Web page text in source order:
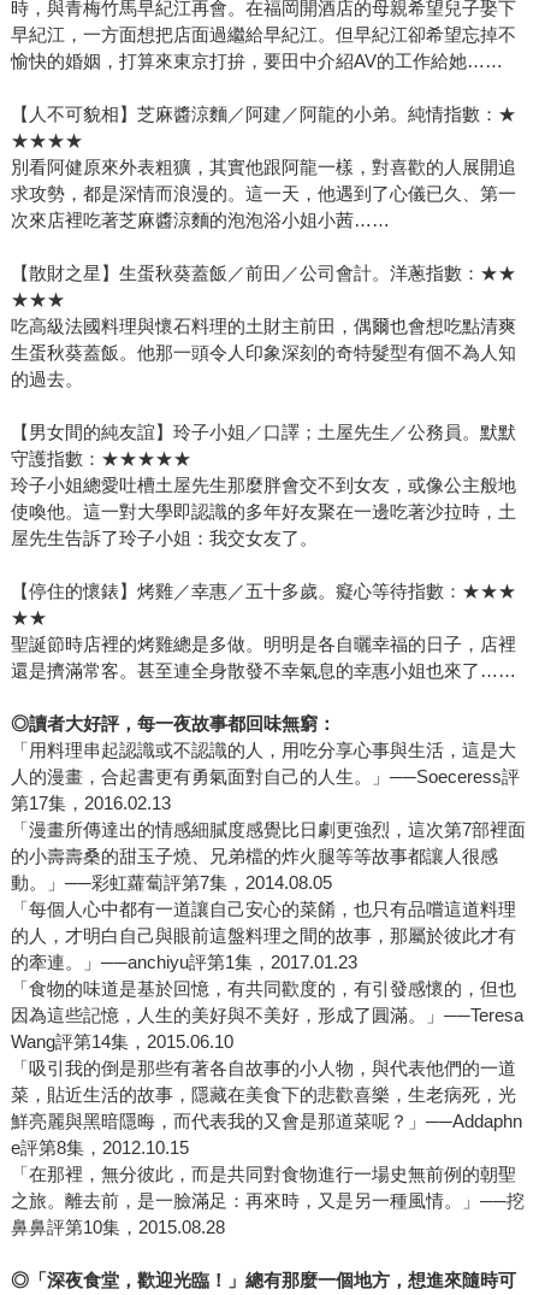
時，與青梅竹馬早紀江再會。在福岡開酒店的母親希望兒子娶下
早紀江，一方面想把店面過繼給早紀江。但早紀江卻希望忘掉不
愉快的婚姻，打算來東京打拚，要田中介紹AV的工作給她……
【人不可貌相】芝麻醬涼麵／阿建／阿龍的小弟。純情指數：★
★★★★
別看阿健原來外表粗獷，其實他跟阿龍一樣，對喜歡的人展開追
求攻勢，都是深情而浪漫的。這一天，他遇到了心儀已久、第一
次來店裡吃著芝麻醬涼麵的泡泡浴小姐小茜……
【散財之星】生蛋秋葵蓋飯／前田／公司會計。洋蔥指數：★★
★★★
吃高級法國料理與懷石料理的土財主前田，偶爾也會想吃點清爽
生蛋秋葵蓋飯。他那一頭令人印象深刻的奇特髮型有個不為人知
的過去。
【男女間的純友誼】玲子小姐／口譯；土屋先生／公務員。默默
守護指數：★★★★★
玲子小姐總愛吐槽土屋先生那麼胖會交不到女友，或像公主般地
使喚他。這一對大學即認識的多年好友聚在一邊吃著沙拉時，土
屋先生告訴了玲子小姐：我交女友了。
【停住的懷錶】烤雞／幸惠／五十多歲。癡心等待指數：★★★
★★
聖誕節時店裡的烤雞總是多做。明明是各自曬幸福的日子，店裡
還是擠滿常客。甚至連全身散發不幸氣息的幸惠小姐也來了……
◎讀者大好評，每一夜故事都回味無窮：
「用料理串起認識或不認識的人，用吃分享心事與生活，這是大
人的漫畫，合起書更有勇氣面對自己的人生。」──Soeceress評
第17集，2016.02.13
「漫畫所傳達出的情感細膩度感覺比日劇更強烈，這次第7部裡面
的小壽壽桑的甜玉子燒、兄弟檔的炸火腿等等故事都讓人很感
動。」──彩虹蘿蔔評第7集，2014.08.05
「每個人心中都有一道讓自己安心的菜餚，也只有品嚐這道料理
的人，才明白自己與眼前這盤料理之間的故事，那屬於彼此才有
的牽連。」──anchiyu評第1集，2017.01.23
「食物的味道是基於回憶，有共同歡度的，有引發感懷的，但也
因為這些記憶，人生的美好與不美好，形成了圓滿。」──Teresa
Wang評第14集，2015.06.10
「吸引我的倒是那些有著各自故事的小人物，與代表他們的一道
菜，貼近生活的故事，隱藏在美食下的悲歡喜樂，生老病死，光
鮮亮麗與黑暗隱晦，而代表我的又會是那道菜呢？」──Addaphn
e評第8集，2012.10.15
「在那裡，無分彼此，而是共同對食物進行一場史無前例的朝聖
之旅。離去前，是一臉滿足：再來時，又是另一種風情。」──挖
鼻鼻評第10集，2015.08.28
◎「深夜食堂，歡迎光臨！」總有那麼一個地方，想進來隨時可